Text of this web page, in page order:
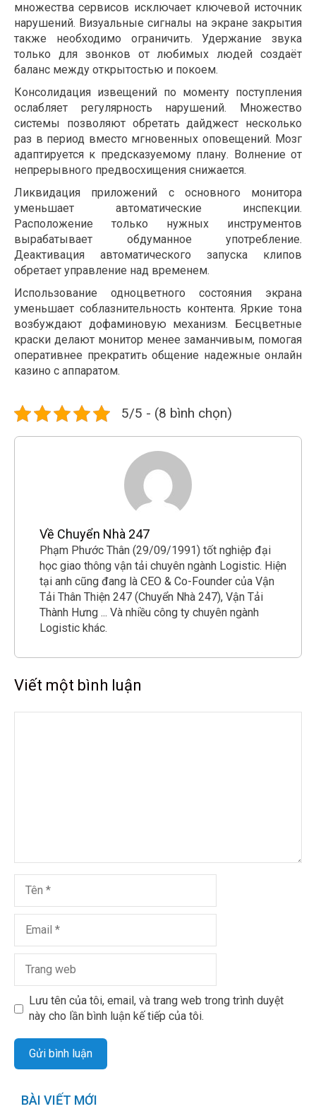
множества сервисов исключает ключевой источник
нарушений. Визуальные сигналы на экране закрытия
также необходимо ограничить. Удержание звука
только для звонков от любимых людей создаёт
баланс между открытостью и покоем.
Консолидация извещений по моменту поступления
ослабляет регулярность нарушений. Множество
системы позволяют обретать дайджест несколько
раз в период вместо мгновенных оповещений. Мозг
адаптируется к предсказуемому плану. Волнение от
непрерывного предвосхищения снижается.
Ликвидация приложений с основного монитора
уменьшает автоматические инспекции.
Расположение только нужных инструментов
вырабатывает обдуманное употребление.
Деактивация автоматического запуска клипов
обретает управление над временем.
Использование одноцветного состояния экрана
уменьшает соблазнительность контента. Яркие тона
возбуждают дофаминовую механизм. Бесцветные
краски делают монитор менее заманчивым, помогая
оперативнее прекратить общение надежные онлайн
казино с аппаратом.
5/5 - (8 bình chọn)
Về Chuyển Nhà 247
Phạm Phước Thân (29/09/1991) tốt nghiệp đại
học giao thông vận tải chuyên ngành Logistic. Hiện
tại anh cũng đang là CEO & Co-Founder của Vận
Tải Thân Thiện 247 (Chuyển Nhà 247), Vận Tải
Thành Hưng ... Và nhiều công ty chuyên ngành
Logistic khác.
Viết một bình luận
Lưu tên của tôi, email, và trang web trong trình duyệt
này cho lần bình luận kế tiếp của tôi.
BÀI VIẾT MỚI